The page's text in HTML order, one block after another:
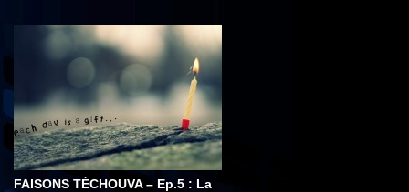
FAISONS TÉCHOUVA – Ep.5 : La